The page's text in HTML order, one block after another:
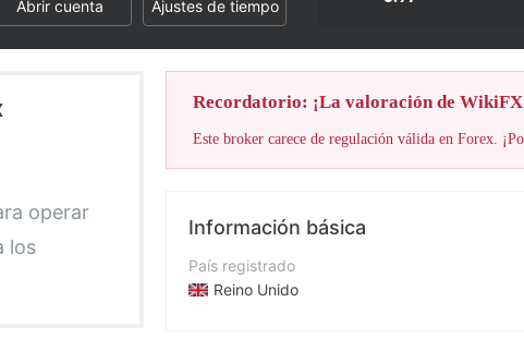
Abrir cuenta Ajustes de tiempo
operar
los
Recordatorio: ¡La valoración de WikiFX
Este broker carece de regulación válida en Forex.
Información básica
País registrado
Reino Unido